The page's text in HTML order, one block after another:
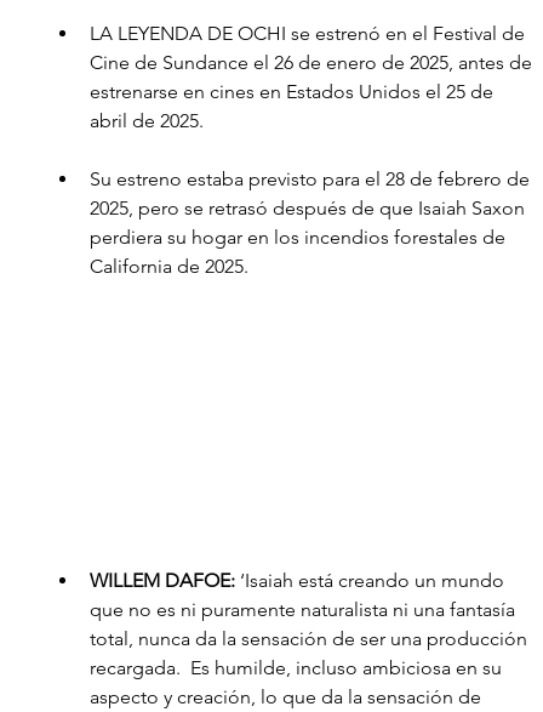
LA LEYENDA DE OCHI se estrenó en el Festival de
Cine de Sundance el 26 de enero de 2025, antes de
estrenarse en cines en Estados Unidos el 25 de
abril de 2025.
Su estreno estaba previsto para el 28 de febrero de
2025, pero se retrasó después de que Isaiah Saxon
perdiera su hogar en los incendios forestales de
California de 2025.
WILLEM DAFOE: ‘Isaiah está creando un mundo
que no es ni puramente naturalista ni una fantasía
total, nunca da la sensación de ser una producción
recargada.  Es humilde, incluso ambiciosa en su
aspecto y creación, lo que da la sensación de